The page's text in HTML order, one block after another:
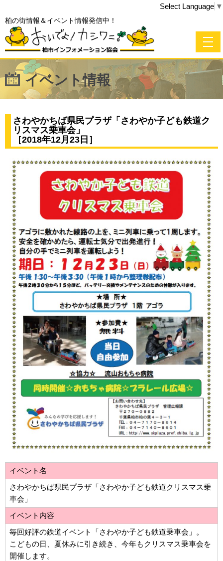
柏の街情報＆イベント情報発信中！
Select Language ▼
イベント情報
さわやかちば県民プラザ「さわやか子ども鉄道ク
リスマス乗車会」
［2018年12月23日］
イベント名
さわやかちば県民プラザ「さわやか子ども鉄道クリスマス乗
車会」
イベント内容
毎回好評の鉄道イベント「さわやか子ども鉄道乗車会」。
こどもの日、夏休みに引き続き、今年もクリスマス乗車会を
開催します。